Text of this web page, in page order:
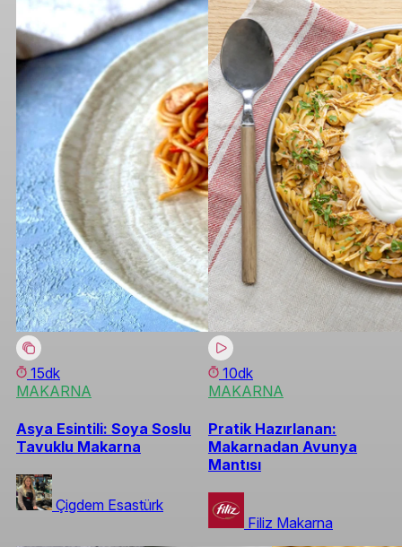
15dk
MAKARNA
Asya Esintili: Soya Soslu
Tavuklu Makarna
Çigdem Esastürk
10dk
MAKARNA
Pratik Hazırlanan:
Makarnadan Avunya
Mantısı
Filiz Makarna